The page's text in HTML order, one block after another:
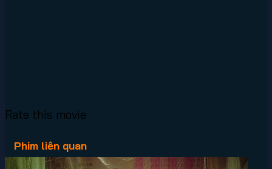
Rate this movie
Phim liên quan